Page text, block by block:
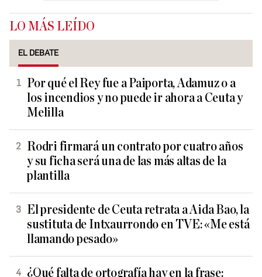
LO MÁS LEÍDO
EL DEBATE
Por qué el Rey fue a Paiporta, Adamuz o a
los incendios y no puede ir ahora a Ceuta y
Melilla
Rodri firmará un contrato por cuatro años
y su ficha será una de las más altas de la
plantilla
El presidente de Ceuta retrata a Aida Bao, la
sustituta de Intxaurrondo en TVE: «Me está
llamando pesado»
¿Qué falta de ortografía hay en la frase: